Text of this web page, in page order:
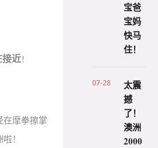
接近！
在摩拳擦掌
！
宝爸
宝妈
快马
住！
07-28
太震
撼
了！
澳洲
2000